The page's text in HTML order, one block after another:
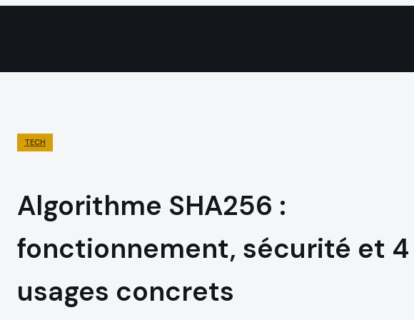
TECH
Algorithme SHA256 :
fonctionnement, sécurité et 4
usages concrets